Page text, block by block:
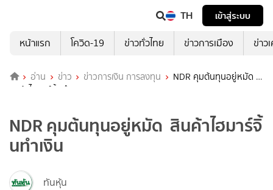
TH
เข้าสู่ระบบ
หน้าแรก
โควิด-19 ข่าวทั่วไทย ข่าวการเมือง ข่าว
อ่าน ข่าว ข่าวการเงิน การลงทุน
NDR คุมต้นทุนอยู่หมัด
สินค้าไฮมาร์จิ้นทำเงิน
NDR คุมต้นทุนอยู่หมัด สินค้าไฮมาร์จิ้
นทำเงิน
ทันหุ้น